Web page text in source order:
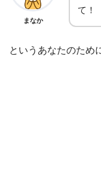
まなか
て！
というあなたのため